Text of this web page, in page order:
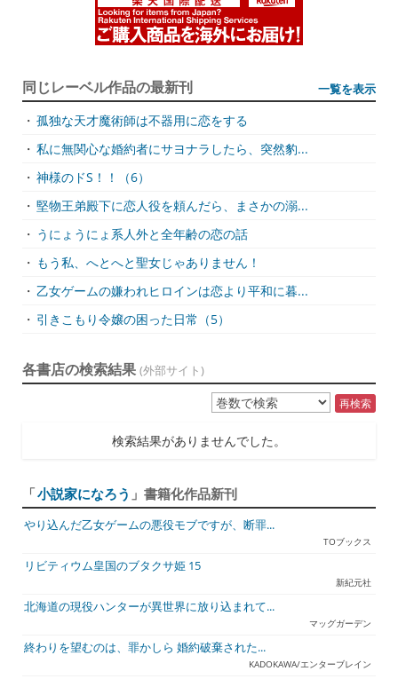
同じレーベル作品の最新刊 一覧を表示
・ 孤独な天才魔術師は不器用に恋をする
・ 私に無関心な婚約者にサヨナラしたら、突然豹...
・ 神様のドS！！（6）
・ 堅物王弟殿下に恋人役を頼んだら、まさかの溺...
・ うにょうにょ系人外と全年齢の恋の話
・ もう私、へとへと聖女じゃありません！
・ 乙女ゲームの嫌われヒロインは恋より平和に暮...
・ 引きこもり令嬢の困った日常（5）
各書店の検索結果 (外部サイト)
再検索
検索結果がありませんでした。
「小説家になろう 」書籍化作品新刊
やり込んだ乙女ゲームの悪役モブですが、断罪...
TOブックス
リビティウム皇国のブタクサ姫 15
新紀元社
北海道の現役ハンターが異世界に放り込まれて...
マッグガーデン
終わりを望むのは、罪かしら 婚約破棄された...
KADOKAWA/エンターブレイン